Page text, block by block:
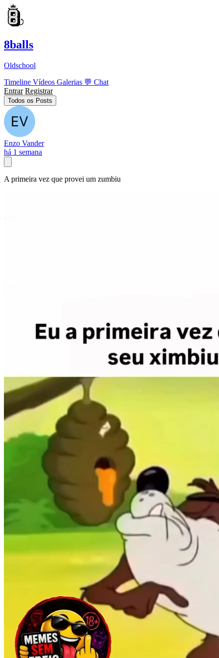
8balls
Oldschool
Timeline Vídeos Galerias 💬 Chat
Entrar Registrar
Todos os Posts
Enzo Vander
há 1 semana
A primeira vez que provei um zumbiu